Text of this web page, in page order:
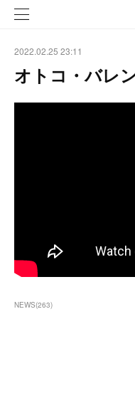
2022.02.25 23:11
オトコ・バレ
NEWS(263)